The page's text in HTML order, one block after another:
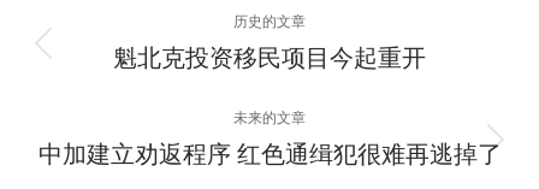
章
航
历史的文章
历
的
文
魁北克投资移民项目今起重开
未来的文章
未
中加建立劝返程序 红色通缉犯很难再逃掉了